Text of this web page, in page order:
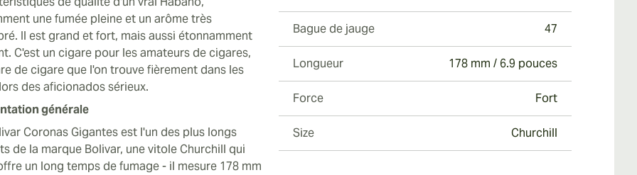
une fumée pleine et un arôme très
Il est grand et fort, mais aussi étonnamment
C'est un cigare pour les amateurs de cigares,
de cigare que l'on trouve fièrement dans les
des aficionados sérieux.
générale
Coronas Gigantes est l'un des plus longs
de la marque Bolivar, une vitole Churchill qui
un long temps de fumage - il mesure 178 mm
Bague de jauge 47
Longueur 178 mm / 6.9 pouces
Force Fort
Size Churchill